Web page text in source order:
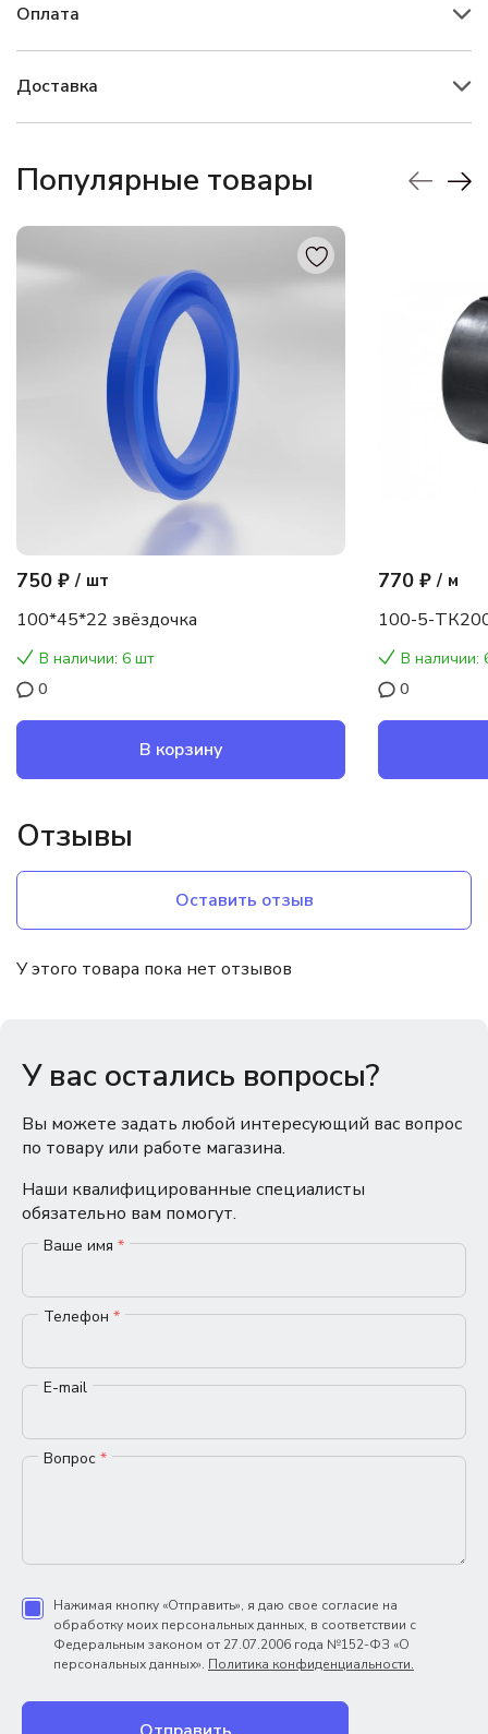
Оплата
Доставка
Популярные товары
750 ₽ / шт
100*45*22 звёздочка
В наличии: 6 шт
0
В корзину
770 ₽ / м
100-5-
В наличии:
0
Отзывы
Оставить отзыв
У этого товара пока нет отзывов
У вас остались вопросы?
Вы можете задать любой интересующий вас вопрос
по товару или работе магазина.
Наши квалифицированные специалисты
обязательно вам помогут.
Ваше имя *
Телефон *
E-mail
Вопрос *
Нажимая кнопку «Отправить», я даю свое согласие на
обработку моих персональных данных, в соответствии с
Федеральным законом от 27.07.2006 года №152-ФЗ «О
персональных данных». Политика конфиденциальности.